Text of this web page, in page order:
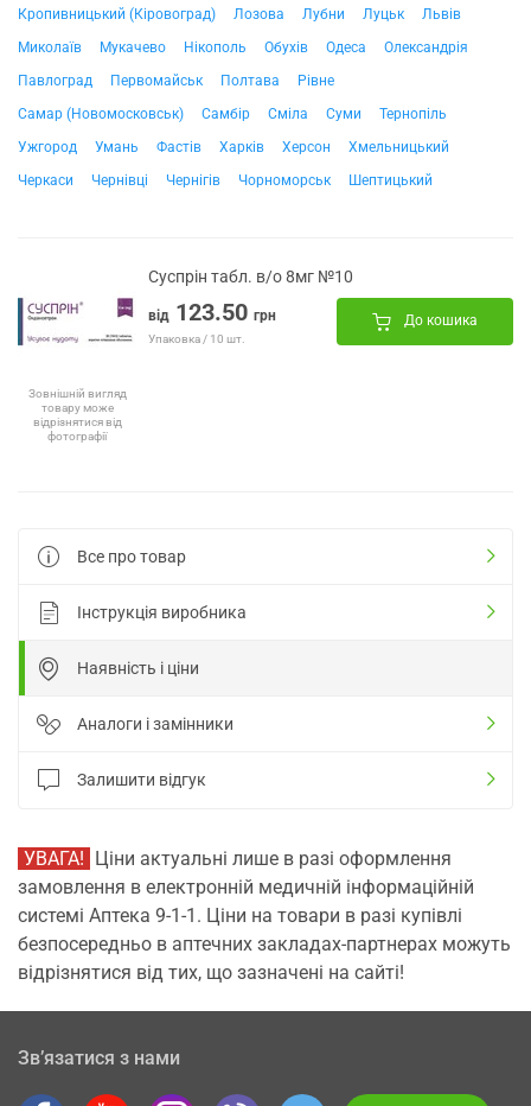
Кропивницький (Кіровоград)
Лозова Лубни Луцьк
Львів
Миколаїв
Мукачево Нікополь Обухів Одеса
Олександрія
Павлоград
Первомайськ Полтава
Рівне
Самар (Новомосковськ)
Самбір Сміла Суми
Тернопіль
Ужгород
Умань Фастів Харків Херсон
Хмельницький
Черкаси
Чернівці Чернігів Чорноморськ Шептицький
Зовнішній вигляд
товару може
відрізнятися від
фотографії
Суспрін табл. в/о 8мг №10
від 123.50 грн
Упаковка / 10 шт.
До кошика
Все про товар
Інструкція виробника
Наявність і ціни
Аналоги і замінники
Залишити відгук
УВАГА! Ціни актуальні лише в разі оформлення
замовлення в електронній медичній інформаційній
системі Аптека 9-1-1. Ціни на товари в разі купівлі
безпосередньо в аптечних закладах-партнерах можуть
відрізнятися від тих, що зазначені на сайті!
Зв’язатися з нами